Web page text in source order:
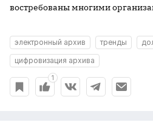
востребованы многими
электронный архив тренды
цифровизация архива
1